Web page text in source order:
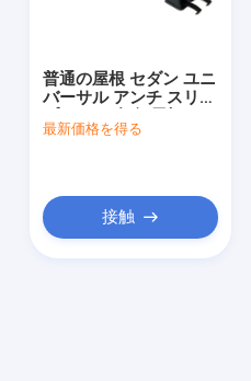
普通の屋根 セダン ユニ
バーサル アンチ スリッ
ク 横バー
最新価格を得る
接触